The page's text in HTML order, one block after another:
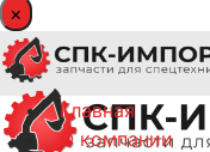
×
Главная
О компании